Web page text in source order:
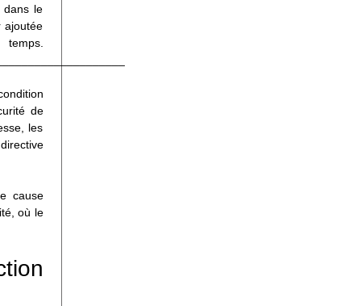
dans le
ajoutée
de
les
cause
où le